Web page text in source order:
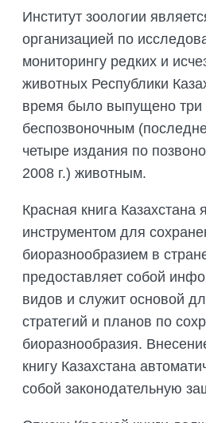
ОБОСНОВАНИЙ
ОРГАНИЗАЦИЯ
СЕМИНАРОВ,
ОРГАНИЗАЦИЯ
СТАЖИРОВОК
СОВМЕСТНО С
ОБЩЕСТВОМ
СЕЛЕВИНИЯ
SAIGA NEWS
Институт зоологии
организацией по
мониторингу редких и
животных Республики
время было выпущено три
беспозвоночным
четыре издания по
2008 г.) животным.
Красная книга
инструментом для
биоразнообразием в
предоставляет собой
видов и служит основой
стратегий и планов по
биоразнообразия.
книгу Казахстана
собой законодательную